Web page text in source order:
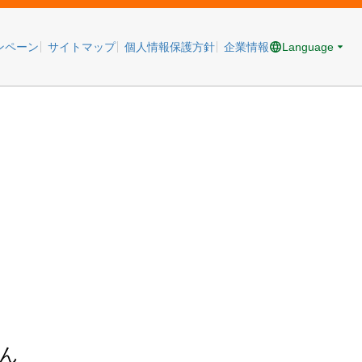
ペーン サイトマップ 個人情報保護方針 企業情報 Language